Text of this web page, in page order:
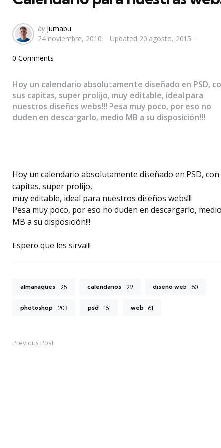
Posted
by
by jumabu
24 noviembre, 2010
Updated 20 agosto, 2015
0 Comments
Hoy un calendario absolutamente diseñado en PSD,
sus capitas, super prolijo, muy editable, ideal para
nuestros diseños webs!!! Pesa muy poco, por eso no
duden en descargarlo, medio MB a su disposición!!!
Hoy un calendario absolutamente diseñado en PSD, con
capitas, super prolijo,
muy editable, ideal para nuestros diseños webs!!!
Pesa muy poco, por eso no duden en descargarlo, medio
MB a su disposición!!!
Espero que les sirva!!!
almanaques 25 calendarios 29 diseño web 60
photoshop 203 psd 161 web 61
PostPrevious Post